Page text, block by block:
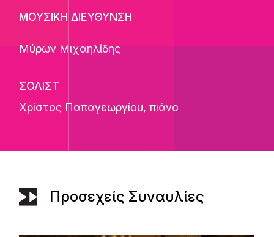
ΜΟΥΣΙΚΗ ΔΙΕΥΘΥΝΣΗ
Μύρων Μιχαηλίδης
ΣΟΛΙΣΤ
Χρίστος Παπαγεωργίου, πιάνο
Προσεχείς Συναυλίες